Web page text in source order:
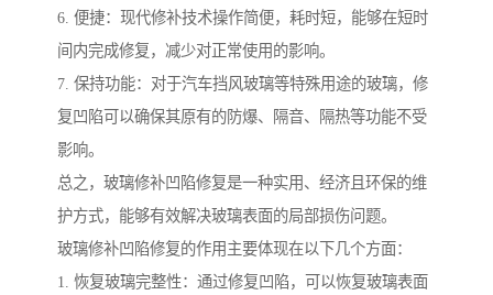
6. 便捷：现代修补技术操作简便，耗时短，能够在短时
间内完成修复，减少对正常使用的影响。
7. 保持功能：对于汽车挡风玻璃等特殊用途的玻璃，修
复凹陷可以确保其原有的防爆、隔音、隔热等功能不受
影响。
总之，玻璃修补凹陷修复是一种实用、经济且环保的维
护方式，能够有效解决玻璃表面的局部损伤问题。
玻璃修补凹陷修复的作用主要体现在以下几个方面：
1. 恢复玻璃完整性：通过修复凹陷，可以恢复玻璃表面